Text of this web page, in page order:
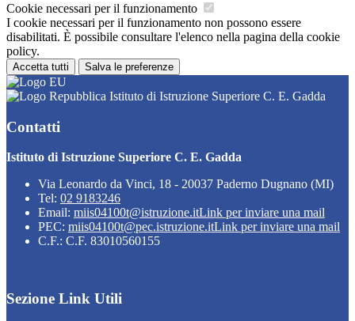
Cookie necessari per il funzionamento
I cookie necessari per il funzionamento non possono essere
disabilitati. È possibile consultare l'elenco nella pagina della cookie
policy.
Accetta tutti Salva le preferenze
Istituto di Istruzione Superiore C. E. Gadda
Contatti
Istituto di Istruzione Superiore C. E. Gadda
Via Leonardo da Vinci, 18 - 20037 Paderno Dugnano (MI)
Tel: 02 9183246
Email: miis04100t@istruzione.itLink per inviare una mail
PEC: miis04100t@pec.istruzione.itLink per inviare una mail
C.F.: C.F. 83010560155
Sezione Link Utili